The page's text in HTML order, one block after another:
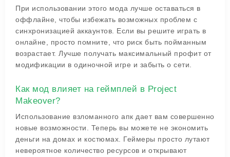
При использовании этого мода лучше оставаться в
оффлайне, чтобы избежать возможных проблем с
синхронизацией аккаунтов. Если вы решите играть в
онлайне, просто помните, что риск быть пойманным
возрастает. Лучше получать максимальный профит от
модификации в одиночной игре и забыть о сети.
Как мод влияет на геймплей в Project
Makeover?
Использование взломанного апк дает вам совершенно
новые возможности. Теперь вы можете не экономить
деньги на домах и костюмах. Геймеры просто лутают
невероятное количество ресурсов и открывают